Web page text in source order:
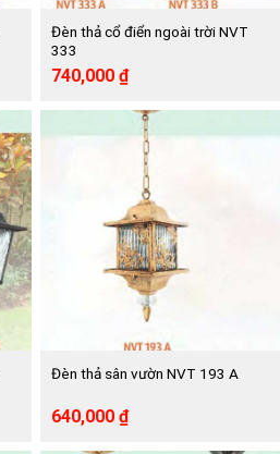
Đèn thả cổ điển ngoài trời NVT
333
Giá
là:
1,349,000 ₫.
740,000 ₫Giá
hiện
tại
là:
740,000 ₫.
Đèn thả sân vườn NVT 193 A
Giá
640,000 ₫Giá
hiện